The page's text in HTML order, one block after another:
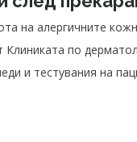
на алергичните
по
и тестувания на